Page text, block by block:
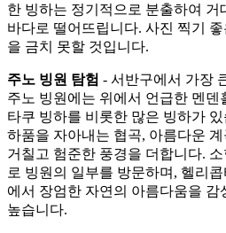
한 빙하는 정기적으로 분출하여
바다로 떨어뜨립니다. 사진 찍기
을 금치 못할 것입니다.
주노 빙원 탐험 - 서반구에서 가장
주노 빙원에는 위에서 언급한 멘덴
타쿠 빙하를 비롯한 많은 빙하가
하품을 자아내는 협곡, 아름다운
거칠고 험준한 풍경을 더합니다.
로 빙원의 일부를 방문하며, 헬리
에서 장엄한 자연의 아름다움을 감
높습니다.